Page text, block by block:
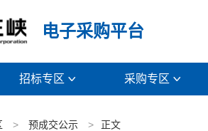
电子采购平台
招标专区  采购专区 
> 预成交公示 > 正文